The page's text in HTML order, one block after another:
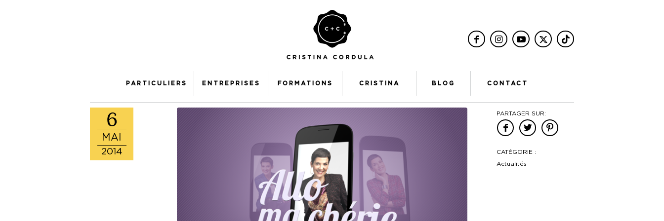
PARTICULIERS ENTREPRISES FORMATIONS CRISTINA BLOG CONTACT
6
MAI
2014
PARTAGER SUR:
CATÉGORIE :
Actualités